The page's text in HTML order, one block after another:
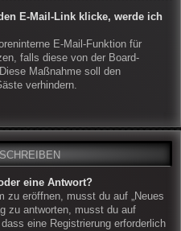
E-Mail-Link klicke, werde ich
E-Mail-Funktion für
falls diese von der Board-
Maßnahme soll den
verhindern.
eine Antwort?
zu eröffnen, musst du auf „Neues
zu antworten, musst du auf
eine Registrierung erforderlich